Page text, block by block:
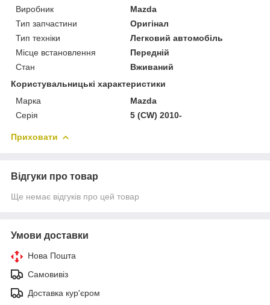
Виробник
Mazda
Тип запчастини
Оригінал
Тип техніки
Легковий автомобіль
Місце встановлення
Передній
Стан
Вживаний
Користувальницькі характеристики
Марка
Mazda
Серія
5 (CW) 2010-
Приховати
Відгуки про товар
Ще немає відгуків про цей товар
Умови доставки
Нова Пошта
Самовивіз
Доставка кур'єром